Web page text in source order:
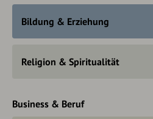
Bildung & Erziehung
Religion & Spiritualität
Business & Beruf